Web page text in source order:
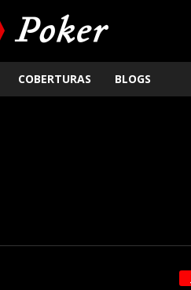
COBERTURAS BLOGS